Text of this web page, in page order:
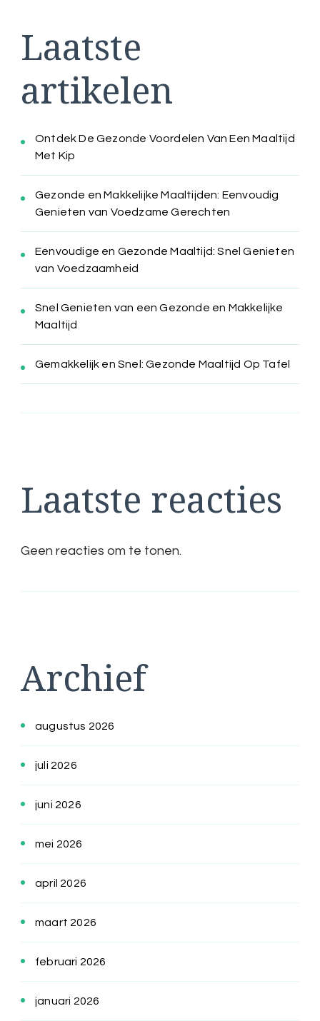
Laatste
artikelen
Ontdek De Gezonde Voordelen Van Een Maaltijd
Met Kip
Gezonde en Makkelijke Maaltijden: Eenvoudig
Genieten van Voedzame Gerechten
Eenvoudige en Gezonde Maaltijd: Snel Genieten
van Voedzaamheid
Snel Genieten van een Gezonde en Makkelijke
Maaltijd
Gemakkelijk en Snel: Gezonde Maaltijd Op Tafel
Laatste reacties
Geen reacties om te tonen.
Archief
augustus 2026
juli 2026
juni 2026
mei 2026
april 2026
maart 2026
februari 2026
januari 2026